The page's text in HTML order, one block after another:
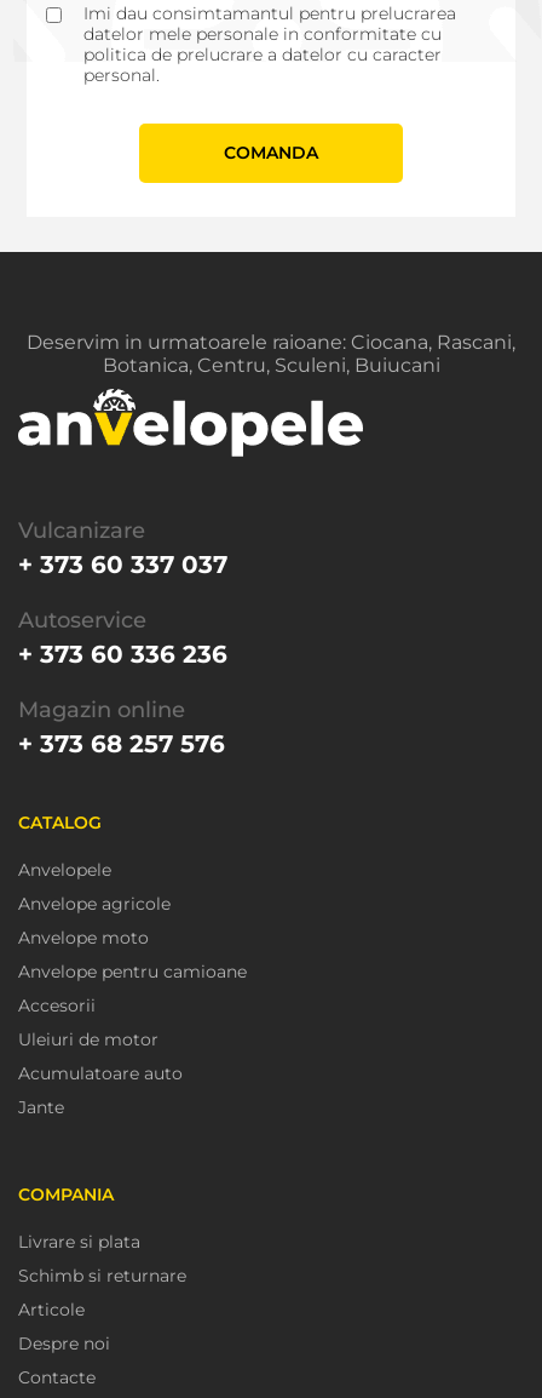
Imi dau consimtamantul pentru prelucrarea
datelor mele personale in conformitate cu
politica de prelucrare a datelor cu caracter
personal.
СOMANDA
Deservim in urmatoarele raioane: Ciocana, Rascani,
Botanica, Centru, Sculeni, Buiucani
Vulcanizare
+ 373 60 337 037
Autoservice
+ 373 60 336 236
Magazin online
+ 373 68 257 576
CATALOG
Anvelopele
Anvelope agricole
Anvelope moto
Anvelope pentru camioane
Accesorii
Uleiuri de motor
Acumulatoare auto
Jante
COMPANIA
Livrare si plata
Schimb si returnare
Articole
Despre noi
Contacte